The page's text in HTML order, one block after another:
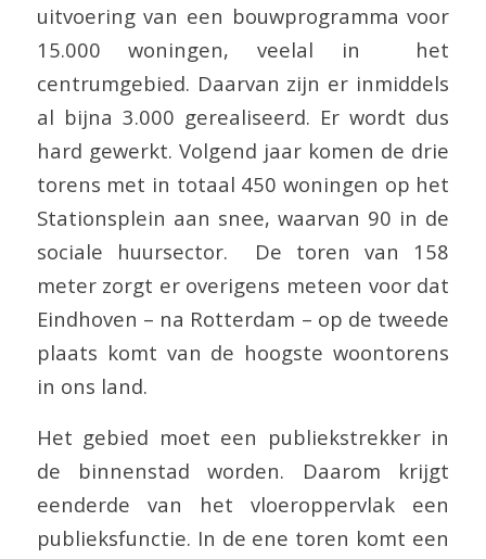
uitvoering van een bouwprogramma voor
15.000 woningen, veelal in het
centrumgebied. Daarvan zijn er inmiddels
al bijna 3.000 gerealiseerd. Er wordt dus
hard gewerkt. Volgend jaar komen de drie
torens met in totaal 450 woningen op het
Stationsplein aan snee, waarvan 90 in de
sociale huursector. De toren van 158
meter zorgt er overigens meteen voor dat
Eindhoven – na Rotterdam – op de tweede
plaats komt van de hoogste woontorens
in ons land.
Het gebied moet een publiekstrekker in
de binnenstad worden. Daarom krijgt
eenderde van het vloeroppervlak een
publieksfunctie. In de ene toren komt een